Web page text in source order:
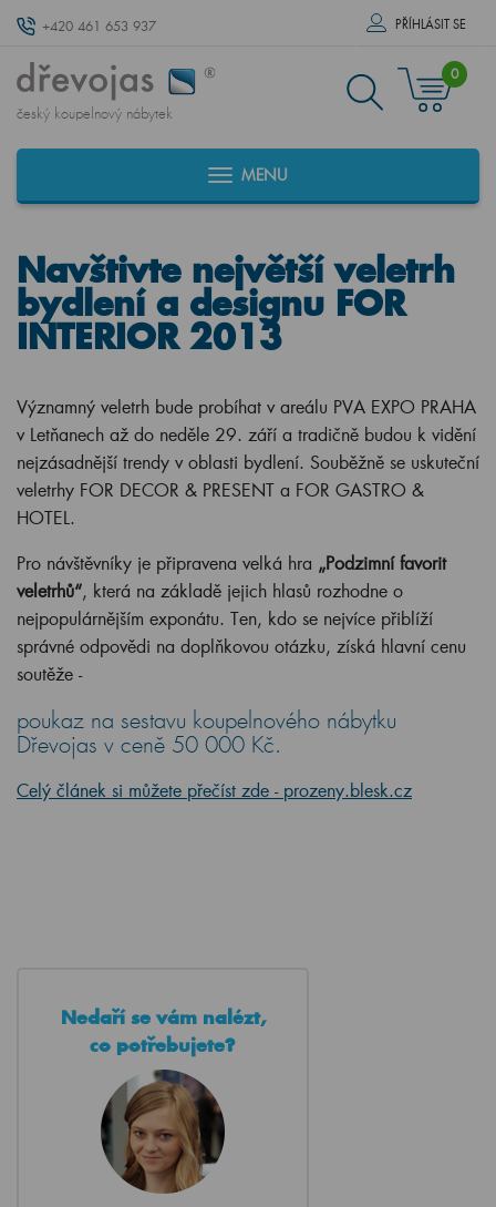
+420 461 653 937 PŘÍHLÁSIT SE
český koupelnový nábytek
0
MENU
Navštivte největší veletrh
bydlení a designu FOR
INTERIOR 2013
Významný veletrh bude probíhat v areálu PVA EXPO PRAHA
v Letňanech až do neděle 29. září a tradičně budou k vidění
nejzásadnější trendy v oblasti bydlení. Souběžně se uskuteční
veletrhy FOR DECOR & PRESENT a FOR GASTRO &
HOTEL.
Pro návštěvníky je připravena velká hra „Podzimní favorit
veletrhů“, která na základě jejich hlasů rozhodne o
nejpopulárnějším exponátu. Ten, kdo se nejvíce přiblíží
správné odpovědi na doplňkovou otázku, získá hlavní cenu
soutěže -
poukaz na sestavu koupelnového nábytku
Dřevojas v ceně 50 000 Kč.
Celý článek si můžete přečíst zde - prozeny.blesk.cz
Nedaří se vám nalézt,
co potřebujete?